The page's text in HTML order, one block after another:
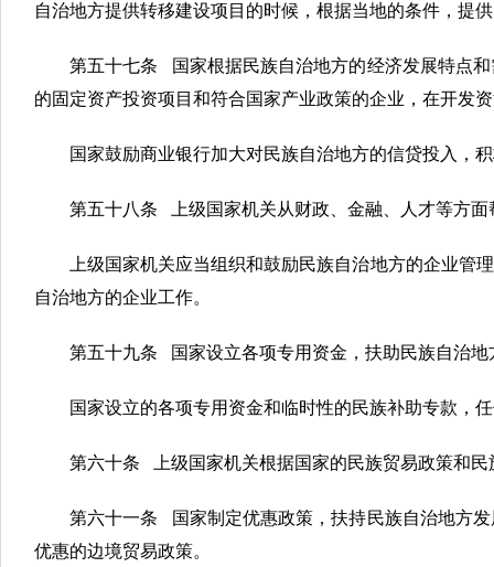
自治地方提供转移建设项目的时候，根据当地的条件，提
第五十七条 国家根据民族自治地方的经济发展特点
的固定资产投资项目和符合国家产业政策的企业，在开发
国家鼓励商业银行加大对民族自治地方的信贷投入，
第五十八条 上级国家机关从财政、金融、人才等方
上级国家机关应当组织和鼓励民族自治地方的企业
自治地方的企业工作。
第五十九条 国家设立各项专用资金，扶助民族自治地
国家设立的各项专用资金和临时性的民族补助专款，
第六十条 上级国家机关根据国家的民族贸易政策和
第六十一条 国家制定优惠政策，扶持民族自治地方
优惠的边境贸易政策。